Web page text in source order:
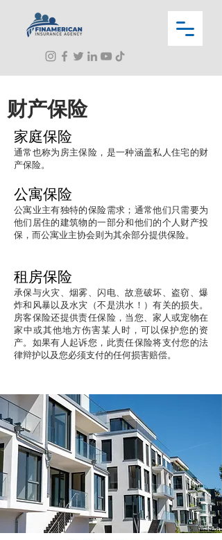
财产保险
家庭保险
通常也称为房主保险，是一种涵盖私人住宅的财
产保险。
公寓保险
公寓业主有独特的保险需求；通常他们只需要为
他们居住的建筑物的一部分和他们的个人财产投
保，而公寓业主协会则为其余部分提供保险。
租房保险
承保与火灾、烟雾、闪电、故意破坏、盗窃、爆
炸和风暴以及水灾（不是洪水！）有关的损失。
房客保险还提供责任保险，当您、家人或宠物在
家中或其他地方伤害某人时，可以保护您的资
产。如果有人起诉您，此责任保险将支付您的法
律辩护以及您必须支付的任何损害赔偿。